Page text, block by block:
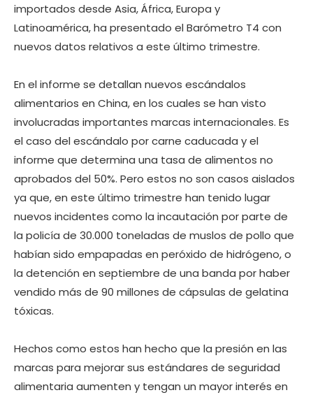
importados desde Asia, África, Europa y
Latinoamérica, ha presentado el Barómetro T4 con
nuevos datos relativos a este último trimestre.
En el informe se detallan nuevos escándalos
alimentarios en China, en los cuales se han visto
involucradas importantes marcas internacionales. Es
el caso del escándalo por carne caducada y el
informe que determina una tasa de alimentos no
aprobados del 50%. Pero estos no son casos aislados
ya que, en este último trimestre han tenido lugar
nuevos incidentes como la incautación por parte de
la policía de 30.000 toneladas de muslos de pollo que
habían sido empapadas en peróxido de hidrógeno, o
la detención en septiembre de una banda por haber
vendido más de 90 millones de cápsulas de gelatina
tóxicas.
Hechos como estos han hecho que la presión en las
marcas para mejorar sus estándares de seguridad
alimentaria aumenten y tengan un mayor interés en